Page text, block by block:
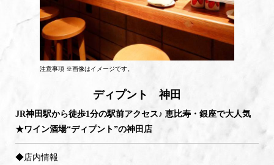
注意事項 ※画像はイメージです。
ディプント 神田
JR神田駅から徒歩1分の駅前アクセス♪ 恵比寿・銀座で大人気
★ワイン酒場“ディプント”の神田店
◆店内情報